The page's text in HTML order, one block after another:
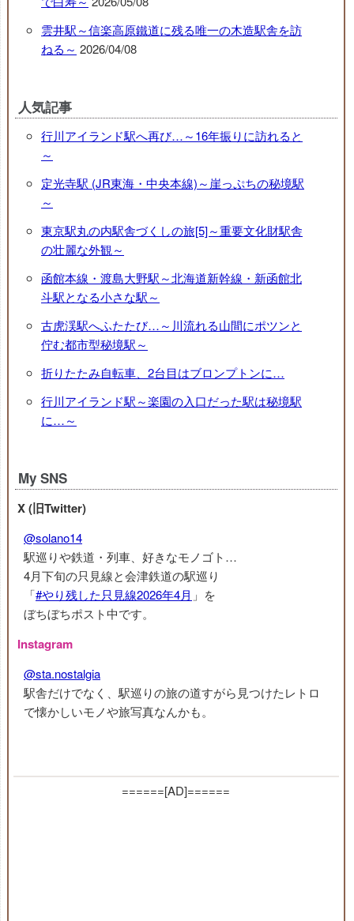
雲井駅～信楽高原鐵道に残る唯一の木造駅舎を訪
ねる～ 2026/04/08
人気記事
行川アイランド駅へ再び…～16年振りに訪れると
～
定光寺駅 (JR東海・中央本線)～崖っぷちの秘境駅
～
東京駅丸の内駅舎づくしの旅[5]～重要文化財駅舎
の壮麗な外観～
函館本線・渡島大野駅～北海道新幹線・新函館北
斗駅となる小さな駅～
古虎渓駅へふたたび…～川流れる山間にポツンと
佇む都市型秘境駅～
折りたたみ自転車、2台目はブロンプトンに…
行川アイランド駅～楽園の入口だった駅は秘境駅
に…～
My SNS
X (旧Twitter)
@solano14
駅巡りや鉄道・列車、好きなモノゴト…
4月下旬の只見線と会津鉄道の駅巡り
「#やり残した只見線2026年4月 」を
ぼちぼちポスト中です。
Instagram
@sta.nostalgia
駅舎だけでなく、駅巡りの旅の道すがら見つけたレトロ
で懐かしいモノや旅写真なんかも。
======[AD]======